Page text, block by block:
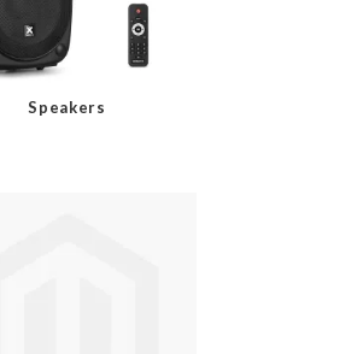
Speakers